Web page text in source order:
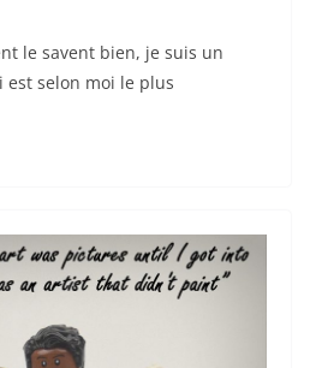
le savent bien, je suis un
est selon moi le plus